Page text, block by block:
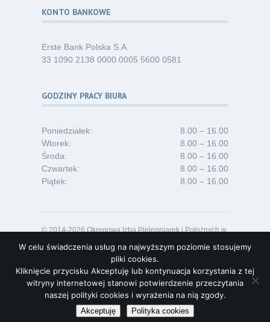
KONTO BANKOWE
Erste Bank Polska S.A.
33 1090 2138 0000 0005 5600 0581
GODZINY PRACY BIURA
Poniedziałek:
8.00 – 16.00
Wtorek:
8.00 – 16.00
Środa:
8.00 – 16.00
Czwartek:
8.00 – 16.00
Piątek:
8.00 – 16.00
© 2014-2026 Okręgowa Izba Pielęgniarek i Położnych w
Projekt i realizacja:Lideon.pl
W celu świadczenia usług na najwyższym poziomie stosujemy
pliki cookies.
Kliknięcie przycisku Akceptuję lub kontynuacja korzystania z tej
witryny internetowej stanowi potwierdzenie przeczytania
naszej polityki cookies i wyrażenia na nią zgody.
Akceptuję Polityka cookies